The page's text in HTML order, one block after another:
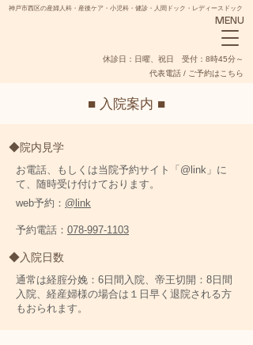
NADESHIKO
​休診日：日曜、祝日 受付：8時45分～
代表電話 / ご予約はこちら
MENU
神戸市西区の産婦人科・産後ケア・小児科・健診・人間ドック・レディースドック
■ 入院案内 ■
◆院内見学
お電話、もしくは当院予約サイト「@link」 に
て、随時受け付けております。
web予約： @link
予約電話： 078-997-1103
◆入院日数
通常は経腟分娩：6日間入院、帝王切開：8日間
入院、経産婦様の場合は１日早く退院される方
もおられます。